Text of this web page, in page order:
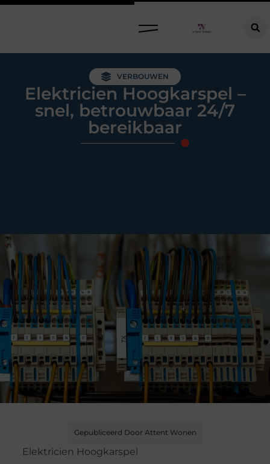
VERBOUWEN
Elektricien Hoogkarspel –
snel, betrouwbaar 24/7
bereikbaar
Gepubliceerd Door Attent Wonen
Elektricien Hoogkarspel